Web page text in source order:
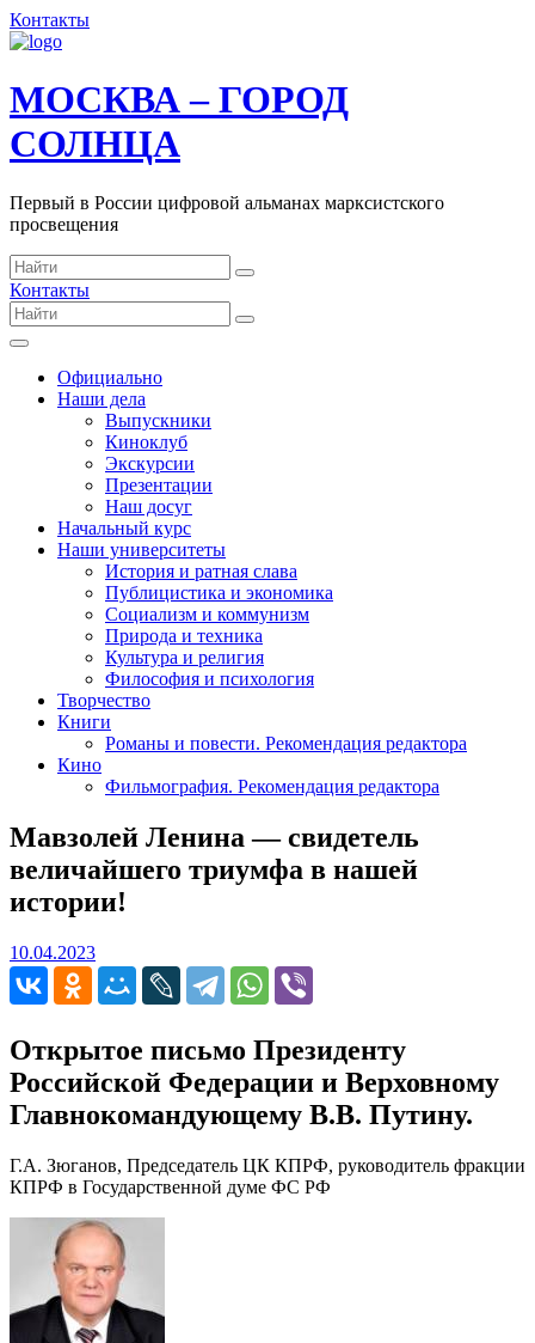
Контакты
МОСКВА – ГОРОД
СОЛНЦА
Первый в России цифровой альманах марксистского
просвещения
Контакты
Официально
Наши дела
Выпускники
Киноклуб
Экскурсии
Презентации
Наш досуг
Начальный курс
Наши университеты
История и ратная слава
Публицистика и экономика
Социализм и коммунизм
Природа и техника
Культура и религия
Философия и психология
Творчество
Книги
Романы и повести. Рекомендация редактора
Кино
Фильмография. Рекомендация редактора
Мавзолей Ленина — свидетель
величайшего триумфа в нашей
истории!
10.04.202310.04.2023
Открытое письмо Президенту
Российской Федерации и Верховному
Главнокомандующему В.В. Путину.
Г.А. Зюганов, Председатель ЦК КПРФ, руководитель фракции
КПРФ в Государственной думе ФС РФ